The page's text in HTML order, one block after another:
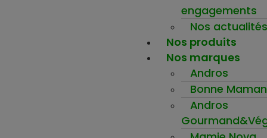
engagements
Nos actualités
Nos produits
Nos marques
Andros
Bonne Maman
Andros